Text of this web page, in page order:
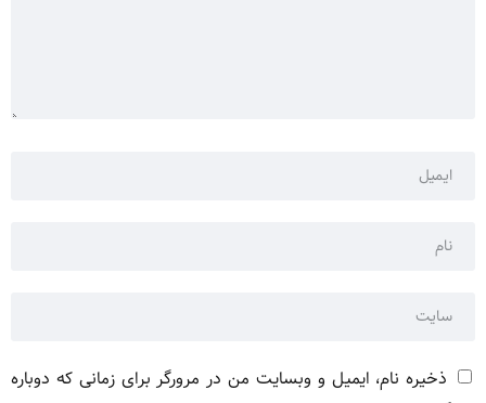
ذخیره نام، ایمیل و وبسایت من در مرورگر برای زمانی که دوباره